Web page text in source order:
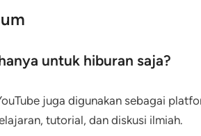
untuk hiburan saja?
juga digunakan sebagai
tutorial, dan diskusi ilmiah.